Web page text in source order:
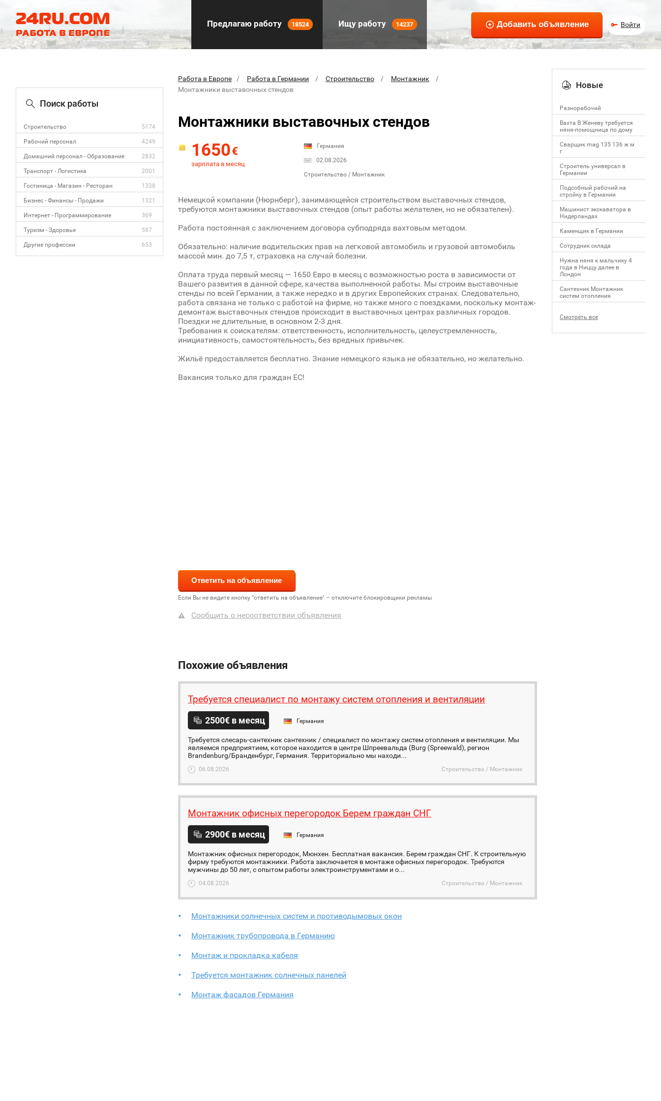
Предлагаю работу 18524 Ищу работу 14237 Войти
Поиск работы
Строительство 5174
Рабочий персонал 4249
Домашний персонал - Образование 2832
Транспорт - Логистика 2001
Гостиница - Магазин - Ресторан 1338
Бизнес - Финансы - Продажи 1321
Интернет - Программирование 369
Туризм - Здоровье 587
Другие профессии 653
Работа в Европе Работа в Германии Строительство
Монтажник
Монтажники выставочных стендов
Монтажники выставочных стендов
1650€
зарплата в месяц
Германия
02.08.2026
Строительство / Монтажник
Немецкой компании (Нюрнберг), занимающейся строительством выставочных стендов,
требуются монтажники выставочных стендов (опыт работы желателен, но не обязателен).
Работа постоянная с заключением договора субподряда вахтовым методом.
Обязательно: наличие водительских прав на легковой автомобиль и грузовой автомобиль
массой мин. до 7,5 т, страховка на случай болезни.
Оплата труда первый месяц — 1650 Евро в месяц с возможностью роста в зависимости от
Вашего развития в данной сфере, качества выполненной работы. Мы строим выставочные
стенды по всей Германии, а также нередко и в других Европейских странах. Следовательно,
работа связана не только с работой на фирме, но также много с поездками, поскольку монтаж-
демонтаж выставочных стендов происходит в выставочных центрах различных городов.
Поездки не длительные, в основном 2-3 дня.
Требования к соискателям: ответственность, исполнительность, целеустремленность,
инициативность, самостоятельность, без вредных привычек.
Жильё предоставляется бесплатно. Знание немецкого языка не обязательно, но желательно.
Вакансия только для граждан ЕС!
Если Вы не видите кнопку "ответить на объявление" – отключите блокировщики рекламы
Сообщить о несоответствии объявления
Похожие объявления
Требуется специалист по монтажу систем отопления и вентиляции
2500€ в месяц Германия
Требуется слесарь-сантехник сантехник / специалист по монтажу систем отопления и вентиляции. Мы
являемся предприятием, которое находится в центре Шпреевальда (Burg (Spreewald), регион
Brandenburg/Бранденбург, Германия. Территориально мы находи...
06.08.2026 Строительство / Монтажник
Монтажник офисных перегородок Берем граждан СНГ
2900€ в месяц Германия
Монтажник офисных перегородок, Мюнхен. Бесплатная вакансия. Берем граждан СНГ. К строительную
фирму требуются монтажники. Работа заключается в монтаже офисных перегородок. Требуются
мужчины до 50 лет, с опытом работы электроинструментами и о...
04.08.2026 Строительство / Монтажник
Монтажники солнечных систем и противодымовых окон
Монтажник трубопровода в Германию
Монтаж и прокладка кабеля
Требуется монтажник солнечных панелей
Mонтаж фасадов Германия
Новые
Разнорабочий
Вахта В Женеву требуется
няня-помощница по дому
Сварщик mag 135 136 ж м
г
Строитель универсал в
Германии
Подсобный рабочий на
стройку в Германии
Машинист экскаватора в
Нидерландах
Каменщик в Германии
Сотрудник склада
Нужна няня к мальчику 4
года в Ниццу далее в
Лондон
Сантехник Монтажник
систем отопления
Смотреть все